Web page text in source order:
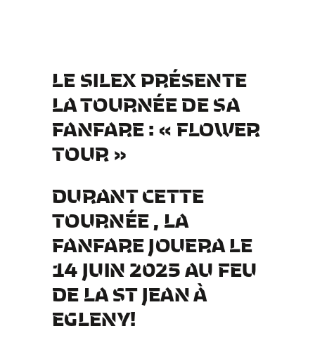
LE SILEX PRÉSENTE
LA TOURNÉE DE SA
FANFARE : « FLOWER
TOUR »
DURANT CETTE
TOURNÉE , LA
FANFARE JOUERA LE
14 JUIN 2025 AU FEU
DE LA ST JEAN À
EGLENY!